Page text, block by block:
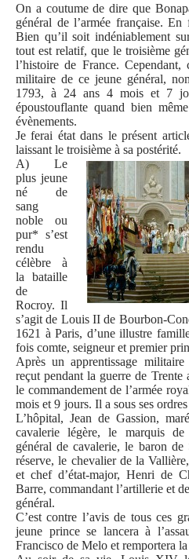
On a coutume de dire que
général de l’armée française. En
Bien qu’il soit indéniablement
tout est relatif, que le troisième
l’histoire de France. Cependant,
militaire de ce jeune général,
1793, à 24 ans 4 mois et 7
époustouflante quand bien
évènements.
Je ferai état dans le présent
laissant le troisième à sa postérité.
A) Le
plus jeune
né de
sang
noble ou
pur* s’est
rendu
célèbre à
la bataille
de
Rocroy. Il
s’agit de Louis II de Bourbon-
1621 à Paris, d’une illustre
fois comte, seigneur et premier
Après un apprentissage
reçut pendant la guerre de
le commandement de l’armée
mois et 9 jours. Il a sous ses
L’hôpital, Jean de Gassion,
cavalerie légère, le marquis de
général de cavalerie, le baron de
réserve, le chevalier de la
et chef d’état-major, Henri de
Barre, commandant l’artillerie et
général.
C’est contre l’avis de tous ces
jeune prince se lancera à
Francisco de Melo et remportera